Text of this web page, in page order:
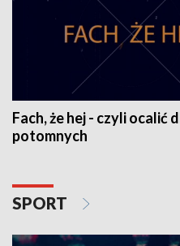
Fach, że hej - czyli ocalić
potomnych
SPORT